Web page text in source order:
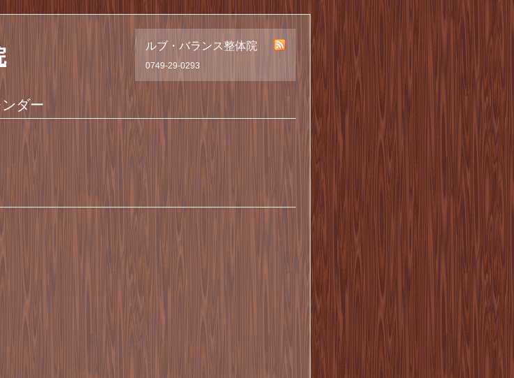
ルブ・バランス整体院
0749-29-0293
ダー